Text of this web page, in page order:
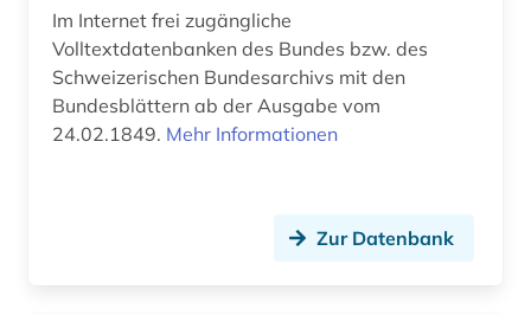
münzfund (1)
münzwesen (1)
nachlass (2)
Im Internet frei zugängliche
Volltextdatenbanken des Bundes bzw. des
Schweizerischen Bundesarchivs mit den
Bundesblättern ab der Ausgabe vom
24.02.1849. Mehr Informationen
Zur Datenbank